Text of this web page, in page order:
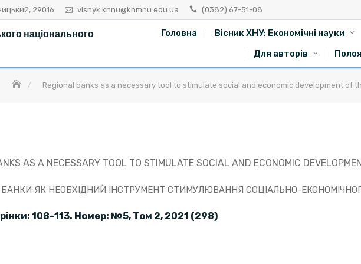
29016 visnyk.khnu@khmnu.edu.ua (0382) 67-51-08
національного Головна Вісник ХНУ: Економічні науки
Для авторів
Regional banks as a necessary tool to stimulate social and economic development of
AS A NECESSARY TOOL TO STIMULATE SOCIAL AND ECONOMIC
БАНКИ ЯК НЕОБХІДНИЙ ІНСТРУМЕНТ СТИМУЛЮВАННЯ СОЦІАЛЬНО-
108-113. Номер: №5, Том 2, 2021 (298)